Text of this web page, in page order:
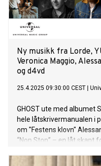
Ny musikk fra Lorde,
Veronica Maggio,
og d4vd
25.4.2025 09:30:00 CEST
GHOST ute med albumet
hele låtskrivermanualen i
om "Festens klovn"
“Non Stop” – en låt skapt
nesten fire år, co-